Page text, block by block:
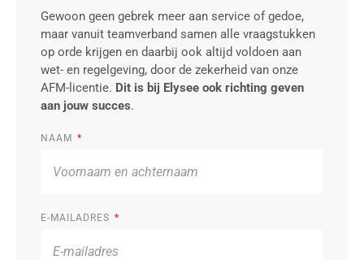
Gewoon geen gebrek meer aan service of gedoe,
maar vanuit teamverband samen alle vraagstukken
op orde krijgen en daarbij ook altijd voldoen aan
wet- en regelgeving, door de zekerheid van onze
AFM-licentie. Dit is bij Elysee ook richting geven
aan jouw succes.
NAAM
E-MAILADRES